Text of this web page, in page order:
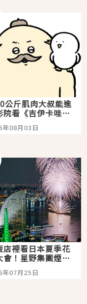
公斤肌肉大叔能進
院看《吉伊卡哇》
日本重金屬樂團
首」會長與nagano
年08月03日
店裡看日本夏季花
會！星野集團煙火
飯店6選，讓你不用
悠閒欣賞
年07月25日